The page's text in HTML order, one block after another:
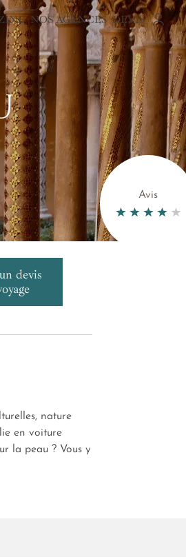
NOS AGENCES DEVIS
Avis
devis
nature
en voiture
la peau ? Vous y